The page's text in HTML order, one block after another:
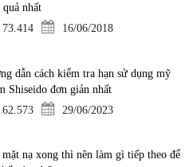
quả nhất
73.414
16/06/2018
dẫn cách kiểm tra hạn sử dụng mỹ
Shiseido đơn giản nhất
62.573
29/06/2023
nạ xong thì nên làm gì tiếp theo để